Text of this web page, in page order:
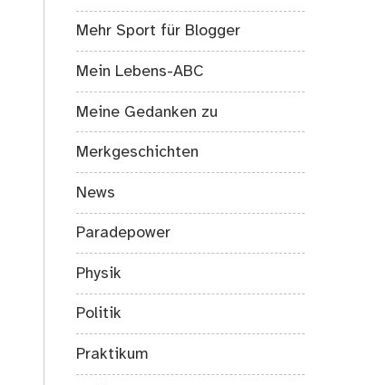
Mehr Sport für Blogger
Mein Lebens-ABC
Meine Gedanken zu
Merkgeschichten
News
Paradepower
Physik
Politik
Praktikum